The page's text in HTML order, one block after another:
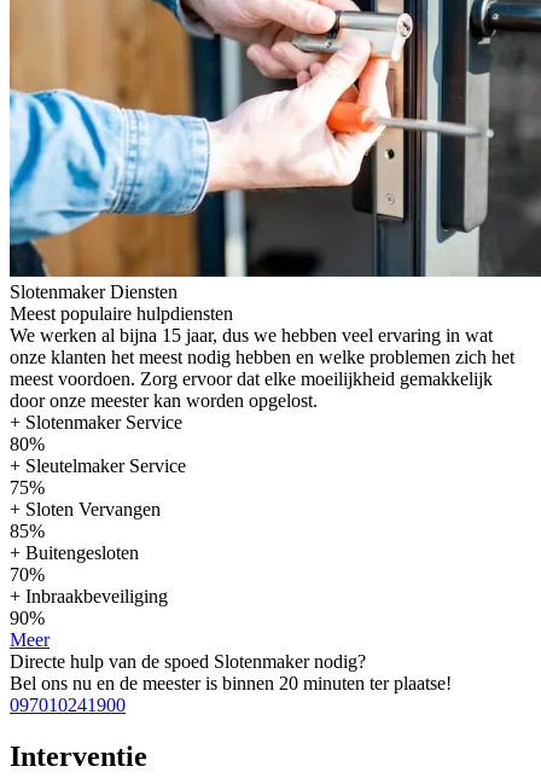
Slotenmaker Diensten
Meest populaire hulpdiensten
We werken al bijna 15 jaar, dus we hebben veel ervaring in wat
onze klanten het meest nodig hebben en welke problemen zich het
meest voordoen. Zorg ervoor dat elke moeilijkheid gemakkelijk
door onze meester kan worden opgelost.
+ Slotenmaker Service
80%
+ Sleutelmaker Service
75%
+ Sloten Vervangen
85%
+ Buitengesloten
70%
+ Inbraakbeveiliging
90%
Meer
Directe hulp van de spoed Slotenmaker nodig?
Bel ons nu en de meester is binnen 20 minuten ter plaatse!
097010241900
Interventie